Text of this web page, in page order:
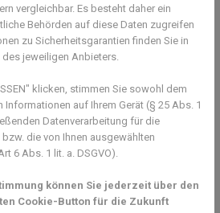
das Bayerische Kabinett eine
Regelungen festgelegt und die
Die neuen Regeln gelten ab
des Staatsministeriums für
jeweiligen strengeren Richtwerte für
überschritten sind, gelten ab dem auf
Tag die neuen Maßnahmen. Das
umsetzen.
vergleichbar. Es besteht daher ein
Behörden auf diese Daten zugreifen
zu Sicherheitsgarantien finden Sie in
jeweiligen Anbieters.
klicken, stimmen Sie sowohl dem
auf Ihrem Gerät (§ 25 Abs. 1
Datenverarbeitung für die
die von Ihnen ausgewählten
6 Abs. 1 lit. a. DSGVO).
können Sie jederzeit über den
Cookie-Button für die Zukunft